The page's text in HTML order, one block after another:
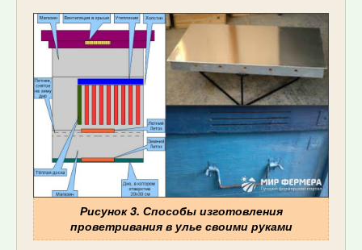
Рисунок 3. Способы изготовления
проветривания в улье своими руками